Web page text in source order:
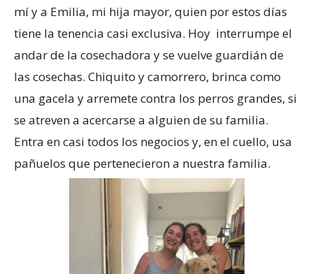
mí y a Emilia, mi hija mayor, quien por estos días
tiene la tenencia casi exclusiva. Hoy interrumpe el
andar de la cosechadora y se vuelve guardián de
las cosechas. Chiquito y camorrero, brinca como
una gacela y arremete contra los perros grandes, si
se atreven a acercarse a alguien de su familia.
Entra en casi todos los negocios y, en el cuello, usa
pañuelos que pertenecieron a nuestra familia.